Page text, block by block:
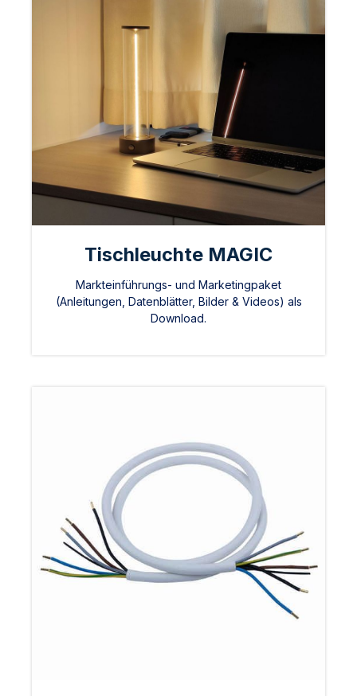
Tischleuchte MAGIC
Markteinführungs- und Marketingpaket
(Anleitungen, Datenblätter, Bilder & Videos) als
Download.